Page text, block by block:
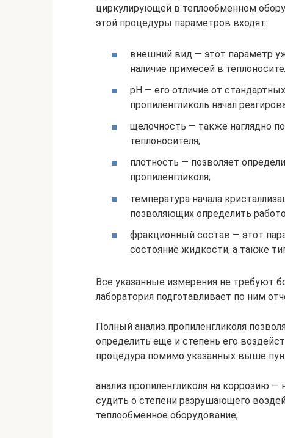
циркулирующей в теплообменном
этой процедуры параметров входят:
внешний вид — этот параметр
наличие примесей в
рН — его отличие от
пропиленгликоль начал
щелочность — также наглядно
теплоносителя;
плотность — позволяет
пропиленгликоля;
температура начала
позволяющих определить
фракционный состав — этот
состояние жидкости, а также
Все указанные измерения не требуют
лаборатория подготавливает по ним
Полный анализ пропиленгликоля
определить еще и степень его
процедура помимо указанных выше
анализ пропиленгликоля на коррозию
судить о степени разрушающего
теплообменное оборудование;